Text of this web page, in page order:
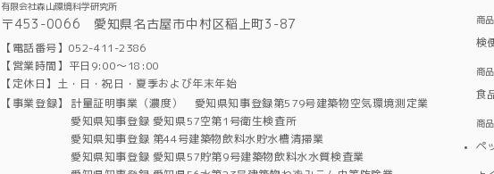
有限会社森山環境科学研究所
〒453-0066 愛知県名古屋市中村区稲上町3-87
【電話番号】052-411-2386
【営業時間】平日9:00～18:00
【定休日】土・日・祝日・夏季および年末年始
【事業登録】
計量証明事業（濃度） 愛知県知事登録第579号建築物空気環境測定業
愛知県知事登録 愛知県57空第1号衛生検査所
愛知県知事登録 第44号建築物飲料水貯水槽清掃業
愛知県知事登録 愛知県57貯第9号建築物飲料水水質検査業
商
検
商
食
商
ペ